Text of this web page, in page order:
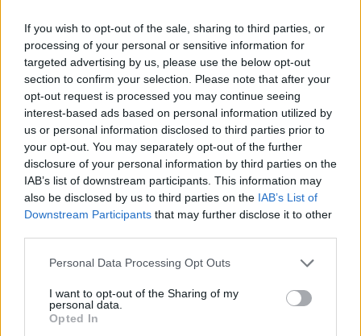
If you wish to opt-out of the sale, sharing to third parties, or
processing of your personal or sensitive information for
targeted advertising by us, please use the below opt-out
section to confirm your selection. Please note that after your
opt-out request is processed you may continue seeing
interest-based ads based on personal information utilized by
us or personal information disclosed to third parties prior to
your opt-out. You may separately opt-out of the further
disclosure of your personal information by third parties on the
IAB’s list of downstream participants. This information may
also be disclosed by us to third parties on the IAB’s List of
Downstream Participants that may further disclose it to other
Please note that this website/app uses one or more Google
not limited to your visit or usage behaviour. You may click to
grant or deny consent to Google and its third-party tags to
use your data for below specified purposes in below Google
Personal Data Processing Opt Outs
I want to opt-out of the Sharing of my
personal data.
Opted In
A híd meg tényleg elegáns, nagy égre rajzolódó
kapu, és körülötte a húrok, amelyek új és új
rajzolatot adnak ki, ahogy elhalad alattuk az ember.